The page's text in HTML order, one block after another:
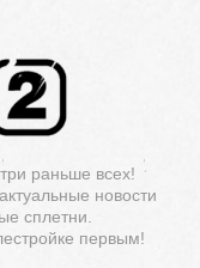
раньше всех!
новости
сплетни.
первым!